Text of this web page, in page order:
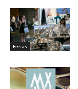
Ferias